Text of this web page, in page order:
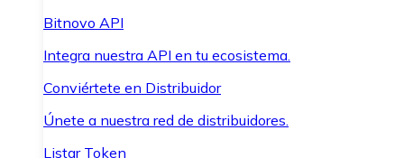
Bitnovo API
Integra nuestra API en tu ecosistema.
Conviértete en Distribuidor
Únete a nuestra red de distribuidores.
Listar Token